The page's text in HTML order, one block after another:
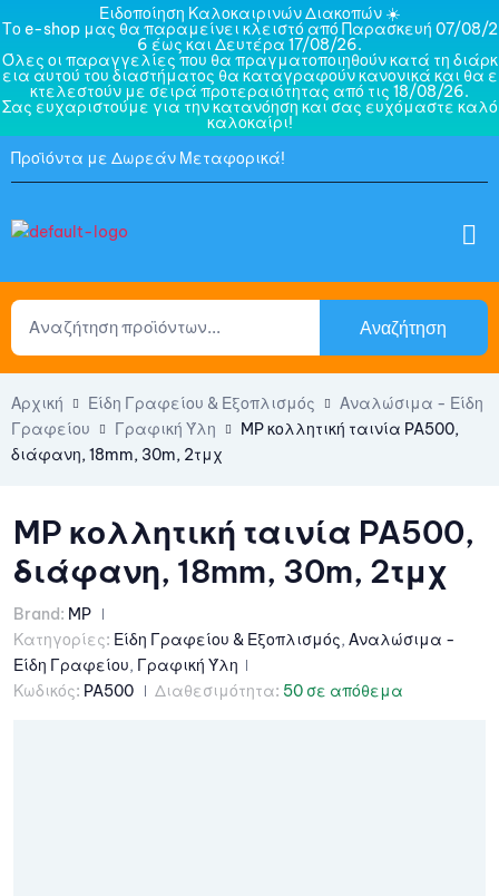
Ειδοποίηση Καλοκαιρινών Διακοπών ☀️
Το e-shop μας θα παραμείνει κλειστό από Παρασκευή 07/08/2
6 έως και Δευτέρα 17/08/26.
Όλες οι παραγγελίες που θα πραγματοποιηθούν κατά τη διάρκ
εια αυτού του διαστήματος θα καταγραφούν κανονικά και θα ε
κτελεστούν με σειρά προτεραιότητας από τις 18/08/26.
Σας ευχαριστούμε για την κατανόηση και σας ευχόμαστε καλό
καλοκαίρι!
Προϊόντα με Δωρεάν Μεταφορικά!
Αναζήτηση
Αρχική Είδη Γραφείου & Εξοπλισμός
Αναλώσιμα - Είδη
Γραφείου
Γραφική Ύλη
MP κολλητική ταινία PA500,
διάφανη, 18mm, 30m, 2τμχ
MP κολλητική ταινία PA500,
διάφανη, 18mm, 30m, 2τμχ
Brand: MP
Κατηγορίες: Είδη Γραφείου & Εξοπλισμός, Αναλώσιμα -
Είδη Γραφείου, Γραφική Ύλη
Κωδικός: PA500 Διαθεσιμότητα: 50 σε απόθεμα